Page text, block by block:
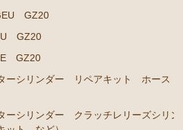
GEU
EU
EU
ント 他）
GZ20
GZ20
GZ20
ーシリンダー リペアキット ホース
ーシリンダー クラッチレリーズシリン